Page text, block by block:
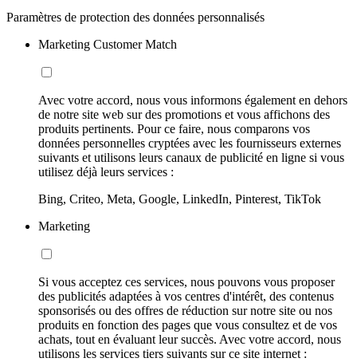
Paramètres de protection des données personnalisés
Marketing Customer Match
Avec votre accord, nous vous informons également en dehors
de notre site web sur des promotions et vous affichons des
produits pertinents. Pour ce faire, nous comparons vos
données personnelles cryptées avec les fournisseurs externes
suivants et utilisons leurs canaux de publicité en ligne si vous
utilisez déjà leurs services :
Bing, Criteo, Meta, Google, LinkedIn, Pinterest, TikTok
Marketing
Si vous acceptez ces services, nous pouvons vous proposer
des publicités adaptées à vos centres d'intérêt, des contenus
sponsorisés ou des offres de réduction sur notre site ou nos
produits en fonction des pages que vous consultez et de vos
achats, tout en évaluant leur succès. Avec votre accord, nous
utilisons les services tiers suivants sur ce site internet :